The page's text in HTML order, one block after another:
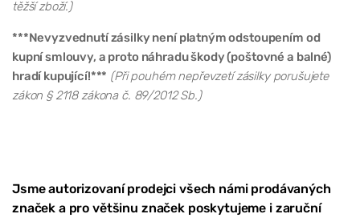
těžší zboží.)
***Nevyzvednutí zásilky není platným odstoupením od
kupní smlouvy, a proto náhradu škody (poštovné a balné)
hradí kupující!*** (Při pouhém nepřevzetí zásilky porušujete
zákon § 2118 zákona č. 89/2012 Sb.)
Jsme autorizovaní prodejci všech námi prodávaných
značek a pro většinu značek poskytujeme i zaruční